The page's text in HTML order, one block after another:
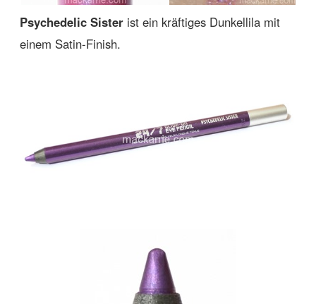
Psychedelic Sister ist ein kräftiges Dunkellila mit
einem Satin-Finish.